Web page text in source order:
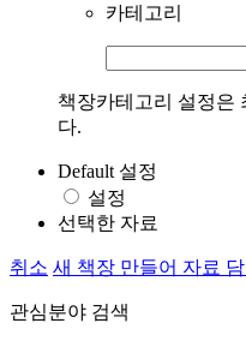
카테고리
책장카테고리 설정은
다.
Default 설정
설정
선택한 자료
취소 새 책장 만들어 자료 담
관심분야 검색